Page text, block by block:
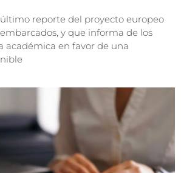
reporte del proyecto europeo
y que informa de los
académica en favor de una